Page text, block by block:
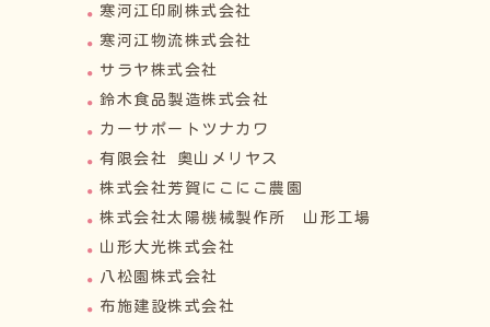
寒河江印刷株式会社
寒河江物流株式会社
サラヤ株式会社
鈴木食品製造株式会社
カーサポートツナカワ
有限会社 奥山メリヤス
株式会社芳賀にこにこ農園
株式会社太陽機械製作所 山形工場
山形大光株式会社
八松園株式会社
布施建設株式会社